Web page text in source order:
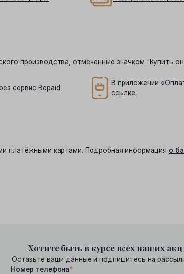
производства, отмеченные значком "Купить
сервис Bepaid
В приложении
ссылке
платёжными картами. Подробная информация о
Хотите быть в курсе всех наших
Оставьте ваши данные и подпишитесь на
Номер телефона*